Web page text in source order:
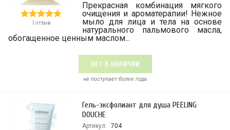
1 отзыв
Прекрасная комбинация мягкого
очищения и ароматерапии! Нежное
мыло для лица и тела на основе
натурального пальмового масла,
обогащенное ценным маслом...
НЕТ В НАЛИЧИИ
не поступает более года
Гель-эксфолиант для душа PEELING
DOUCHE
Артикул:
704